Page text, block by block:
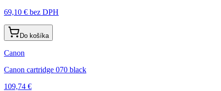
69,10 € bez DPH
Do košíka
Canon
Canon cartridge 070 black
109,74 €